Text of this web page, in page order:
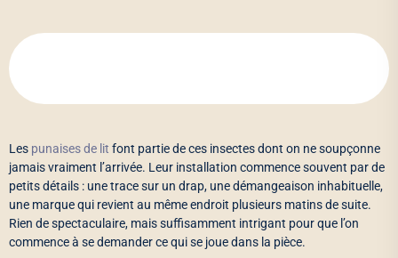
Les punaises de lit font partie de ces insectes dont on ne soupçonne
jamais vraiment l’arrivée. Leur installation commence souvent par de
petits détails : une trace sur un drap, une démangeaison inhabituelle,
une marque qui revient au même endroit plusieurs matins de suite.
Rien de spectaculaire, mais suffisamment intrigant pour que l’on
commence à se demander ce qui se joue dans la pièce.